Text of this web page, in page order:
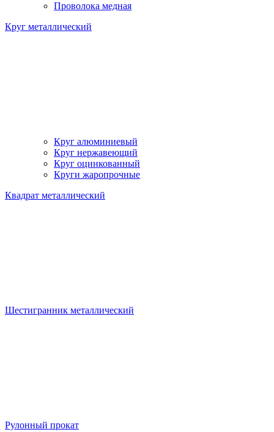
Проволока медная
Круг металлический
Круг алюминиевый
Круг нержавеющий
Круг оцинкованный
Круги жаропрочные
Квадрат металлический
Шестигранник металлический
Рулонный прокат